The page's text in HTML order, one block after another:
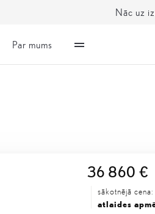
Par mums
Nāc uz
36 860 €
sākotnējā cena:
atlaides